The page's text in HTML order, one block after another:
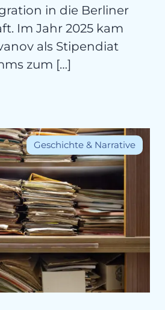
in die Berliner
Im Jahr 2025 kam
als Stipendiat
zum […]
Geschichte & Narrative